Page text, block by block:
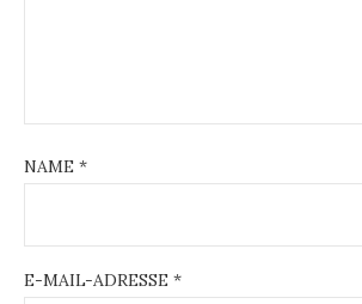
NAME *
E-MAIL-ADRESSE *